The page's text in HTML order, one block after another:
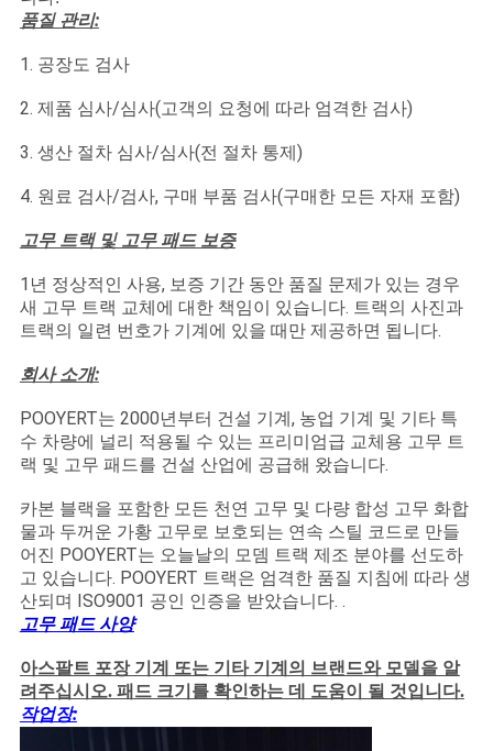
품질 관리:
1. 공장도 검사
2. 제품 심사/심사(고객의 요청에 따라 엄격한 검사)
3. 생산 절차 심사/심사(전 절차 통제)
4. 원료 검사/검사, 구매 부품 검사(구매한 모든 자재 포함)
고무 트랙 및 고무 패드 보증
1년 정상적인 사용, 보증 기간 동안 품질 문제가 있는 경우
새 고무 트랙 교체에 대한 책임이 있습니다. 트랙의 사진과
트랙의 일련 번호가 기계에 있을 때만 제공하면 됩니다.
회사 소개:
POOYERT는 2000년부터 건설 기계, 농업 기계 및 기타 특
수 차량에 널리 적용될 수 있는 프리미엄급 교체용 고무 트
랙 및 고무 패드를 건설 산업에 공급해 왔습니다.
카본 블랙을 포함한 모든 천연 고무 및 다량 합성 고무 화합
물과 두꺼운 가황 고무로 보호되는 연속 스틸 코드로 만들
어진 POOYERT는 오늘날의 모뎀 트랙 제조 분야를 선도하
고 있습니다. POOYERT 트랙은 엄격한 품질 지침에 따라 생
산되며 ISO9001 공인 인증을 받았습니다. .
고무 패드 사양
아스팔트 포장 기계 또는 기타 기계의 브랜드와 모델을 알
려주십시오. 패드 크기를 확인하는 데 도움이 될 것입니다.
작업장: